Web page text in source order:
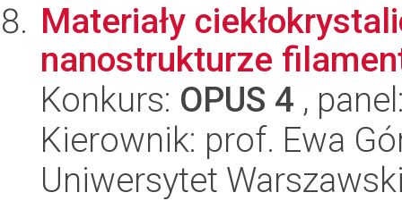
Materiały
nanostrukturze
Konkurs: OPUS 4 ,
Kierownik: prof. Ewa
Uniwersytet